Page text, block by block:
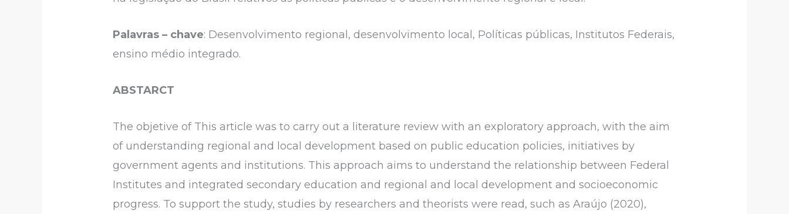
Palavras – chave: Desenvolvimento regional, desenvolvimento local, Políticas públicas, Institutos Federais,
ensino médio integrado.
ABSTARCT
The objetive of This article was to carry out a literature review with an exploratory approach, with the aim
of understanding regional and local development based on public education policies, initiatives by
government agents and institutions. This approach aims to understand the relationship between Federal
Institutes and integrated secondary education and regional and local development and socioeconomic
progress. To support the study, studies by researchers and theorists were read, such as Araújo (2020),